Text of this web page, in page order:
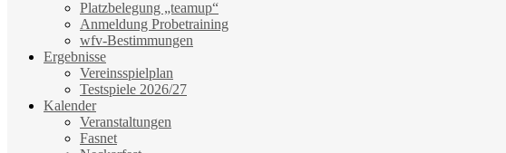
Platzbelegung „teamup“
Anmeldung Probetraining
wfv-Bestimmungen
Ergebnisse
Vereinsspielplan
Testspiele 2026/27
Kalender
Veranstaltungen
Fasnet